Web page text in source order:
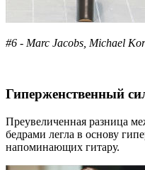
#6 - Marc Jacobs, Michael
Гиперженственный
Преувеличенная разница
бедрами легла в основу
напоминающих гитару.